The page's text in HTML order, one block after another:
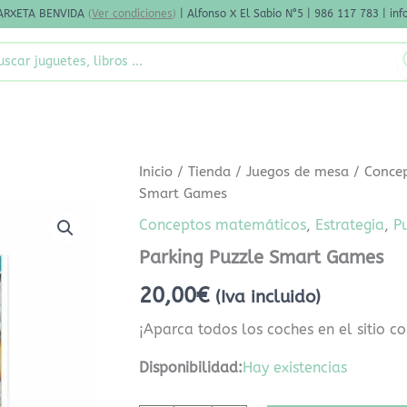
BENVIDA (Ver condiciones) | Alfonso X El Sabio N°5 | 986 117 783 |
Inicio /Tienda /Juegos de mesa /
Smart Games
Conceptos matemáticos, Estrategia,
Parking Puzzle Smart Games
20,00€ (Iva incluido)
¡Aparca todos los coches en el sitio
Disponibilidad:Hay existencias
Parking
Puzzle
Games